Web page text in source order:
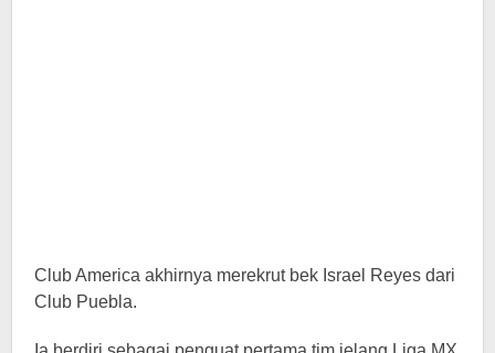
Club America akhirnya merekrut bek Israel Reyes dari
Club Puebla.